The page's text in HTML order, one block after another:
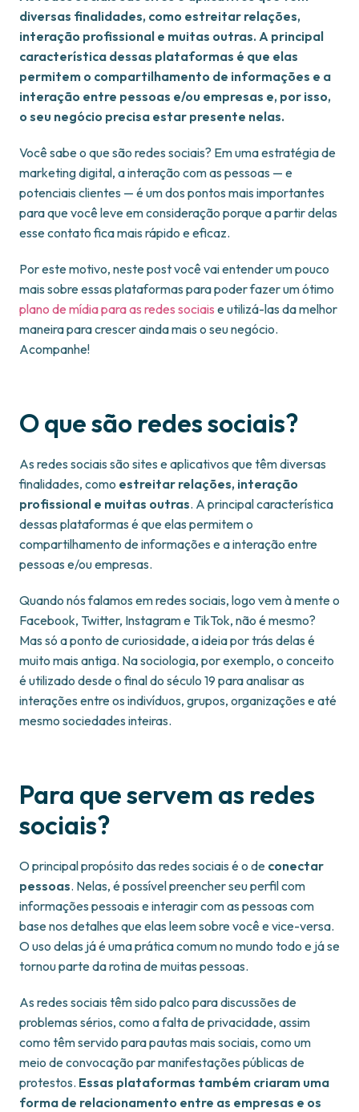
diversas finalidades, como estreitar relações,
interação profissional e muitas outras. A principal
característica dessas plataformas é que elas
permitem o compartilhamento de informações e a
interação entre pessoas e/ou empresas e, por isso,
o seu negócio precisa estar presente nelas.
Você sabe o que são redes sociais? Em uma estratégia de
marketing digital, a interação com as pessoas — e
potenciais clientes — é um dos pontos mais importantes
para que você leve em consideração porque a partir delas
esse contato fica mais rápido e eficaz.
Por este motivo, neste post você vai entender um pouco
mais sobre essas plataformas para poder fazer um ótimo
plano de mídia para as redes sociais e utilizá-las da melhor
maneira para crescer ainda mais o seu negócio.
Acompanhe!
O que são redes sociais?
As redes sociais são sites e aplicativos que têm diversas
finalidades, como estreitar relações, interação
profissional e muitas outras. A principal característica
dessas plataformas é que elas permitem o
compartilhamento de informações e a interação entre
pessoas e/ou empresas.
Quando nós falamos em redes sociais, logo vem à mente o
Facebook, Twitter, Instagram e TikTok, não é mesmo?
Mas só a ponto de curiosidade, a ideia por trás delas é
muito mais antiga. Na sociologia, por exemplo, o conceito
é utilizado desde o final do século 19 para analisar as
interações entre os indivíduos, grupos, organizações e até
mesmo sociedades inteiras.
Para que servem as redes
sociais?
O principal propósito das redes sociais é o de conectar
pessoas. Nelas, é possível preencher seu perfil com
informações pessoais e interagir com as pessoas com
base nos detalhes que elas leem sobre você e vice-versa.
O uso delas já é uma prática comum no mundo todo e já se
tornou parte da rotina de muitas pessoas.
As redes sociais têm sido palco para discussões de
problemas sérios, como a falta de privacidade, assim
como têm servido para pautas mais sociais, como um
meio de convocação par manifestações públicas de
protestos. Essas plataformas também criaram uma
forma de relacionamento entre as empresas e os